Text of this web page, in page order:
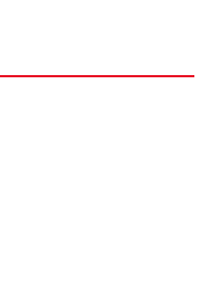
ден.